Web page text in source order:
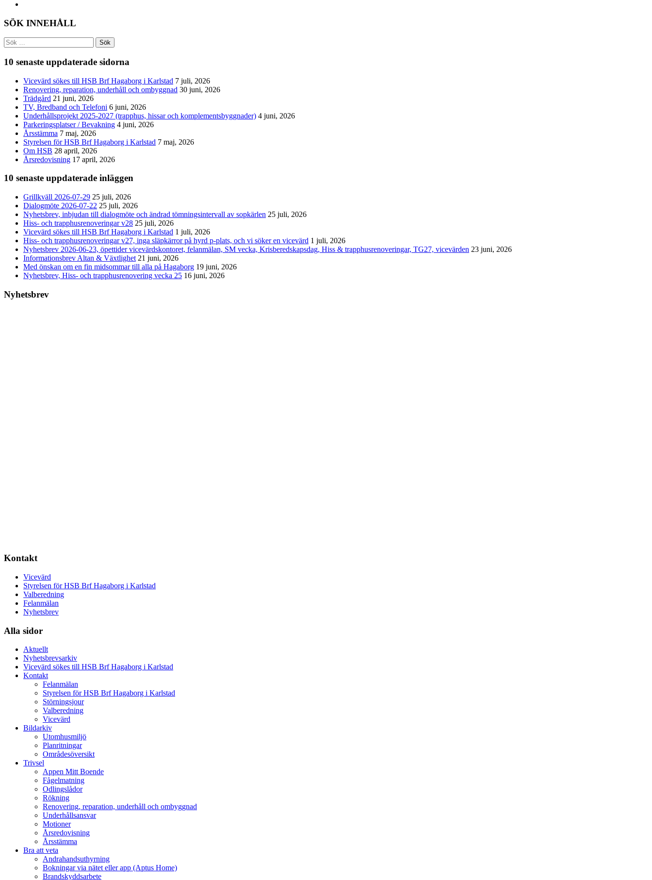
SÖK INNEHÅLL
Sök
efter:
10 senaste uppdaterade sidorna
Vicevärd sökes till HSB Brf Hagaborg i Karlstad 7 juli, 2026
Renovering, reparation, underhåll och ombyggnad 30 juni, 2026
Trädgård 21 juni, 2026
TV, Bredband och Telefoni 6 juni, 2026
Underhållsprojekt 2025-2027 (trapphus, hissar och komplementsbyggnader) 4 juni, 2026
Parkeringsplatser / Bevakning 4 juni, 2026
Årsstämma 7 maj, 2026
Styrelsen för HSB Brf Hagaborg i Karlstad 7 maj, 2026
Om HSB 28 april, 2026
Årsredovisning 17 april, 2026
10 senaste uppdaterade inläggen
Grillkväll 2026-07-29 25 juli, 2026
Dialogmöte 2026-07-22 25 juli, 2026
Nyhetsbrev, inbjudan till dialogmöte och ändrad tömningsintervall av sopkärlen 25 juli, 2026
Hiss- och trapphusrenoveringar v28 25 juli, 2026
Vicevärd sökes till HSB Brf Hagaborg i Karlstad 1 juli, 2026
Hiss- och trapphusrenoveringar v27, inga släpkärror på hyrd p-plats, och vi söker en vicevärd 1 juli, 2026
Nyhetsbrev 2026-06-23, öpettider vicevärdskontoret, felanmälan, SM vecka, Krisberedskapsdag, Hiss & trapphusrenoveringar, TG27, vicevärden 23 juni, 2026
Informationsbrev Altan & Växtlighet 21 juni, 2026
Med önskan om en fin midsommar till alla på Hagaborg 19 juni, 2026
Nyhetsbrev, Hiss- och trapphusrenovering vecka 25 16 juni, 2026
Nyhetsbrev
Kontakt
Vicevärd
Styrelsen för HSB Brf Hagaborg i Karlstad
Valberedning
Felanmälan
Nyhetsbrev
Alla sidor
Aktuellt
Nyhetsbrevsarkiv
Vicevärd sökes till HSB Brf Hagaborg i Karlstad
Kontakt
Felanmälan
Styrelsen för HSB Brf Hagaborg i Karlstad
Störningsjour
Valberedning
Vicevärd
Bildarkiv
Utomhusmiljö
Planritningar
Områdesöversikt
Trivsel
Appen Mitt Boende
Fågelmatning
Odlingslådor
Rökning
Renovering, reparation, underhåll och ombyggnad
Underhållsansvar
Motioner
Årsredovisning
Årsstämma
Bra att veta
Andrahandsuthyrning
Bokningar via nätet eller app (Aptus Home)
Brandskyddsarbete